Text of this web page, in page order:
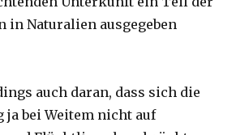
in Naturalien ausgegeben
auch daran, dass sich die
ja bei Weitem nicht auf